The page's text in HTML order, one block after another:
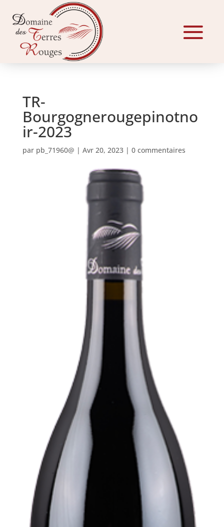
TR-
Bourgognerougepinotno
ir-2023
par pb_71960@ | Avr 20, 2023| 0 commentaires